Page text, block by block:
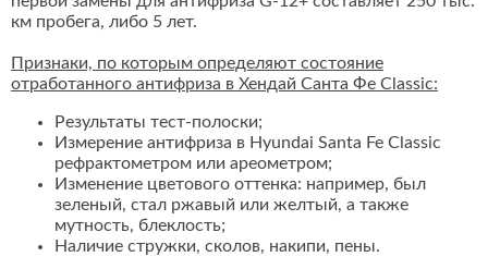
км пробега, либо 5 лет.
Признаки, по которым определяют состояние
отработанного антифриза в Хендай Санта Фе Classic:
Результаты тест-полоски;
Измерение антифриза в Hyundai Santa Fe Classic
рефрактометром или ареометром;
Изменение цветового оттенка: например, был
зеленый, стал ржавый или желтый, а также
мутность, блеклость;
Наличие стружки, сколов, накипи, пены.